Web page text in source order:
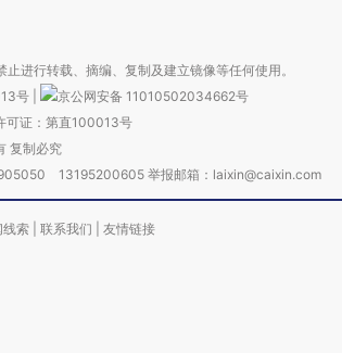
进行转载、摘编、复制及建立镜像等任何使用。
号
京公网安备 11010502034662号
可证：第直100013号
复制必究
13195200605 举报邮箱：laixin@caixin.com
线索 联系我们 友情链接